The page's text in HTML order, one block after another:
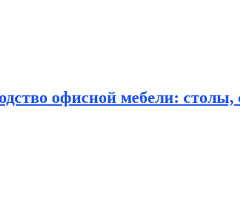
офисной мебели: столы,